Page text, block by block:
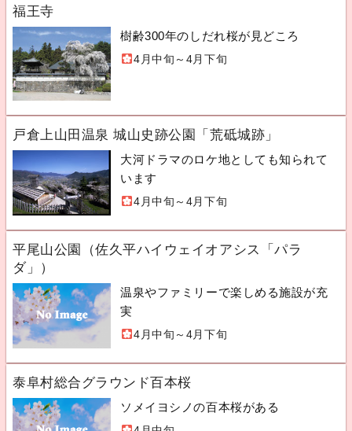
福王寺
樹齢300年のしだれ桜が見どころ
4月中旬～4月下旬
戸倉上山田温泉 城山史跡公園「荒砥城跡」
大河ドラマのロケ地としても知られて
います
4月中旬～4月下旬
平尾山公園（佐久平ハイウェイオアシス「パラ
ダ」）
温泉やファミリーで楽しめる施設が充
実
4月中旬～4月下旬
泰阜村総合グラウンド百本桜
ソメイヨシノの百本桜がある